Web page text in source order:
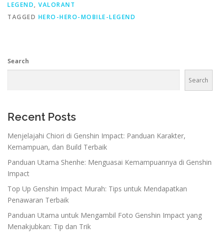
LEGEND, VALORANT
TAGGED HERO-HERO-MOBILE-LEGEND
Search
Search
Recent Posts
Menjelajahi Chiori di Genshin Impact: Panduan Karakter,
Kemampuan, dan Build Terbaik
Panduan Utama Shenhe: Menguasai Kemampuannya di Genshin
Impact
Top Up Genshin Impact Murah: Tips untuk Mendapatkan
Penawaran Terbaik
Panduan Utama untuk Mengambil Foto Genshin Impact yang
Menakjubkan: Tip dan Trik